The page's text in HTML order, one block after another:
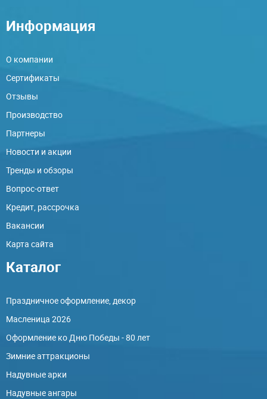
Информация
О компании
Сертификаты
Отзывы
Производство
Партнеры
Новости и акции
Тренды и обзоры
Вопрос-ответ
Кредит, рассрочка
Вакансии
Карта сайта
Каталог
Праздничное оформление, декор
Масленица 2026
Оформление ко Дню Победы - 80 лет
Зимние аттракционы
Надувные арки
Надувные ангары